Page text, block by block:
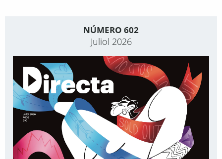
NÚMERO 602
Juliol 2026